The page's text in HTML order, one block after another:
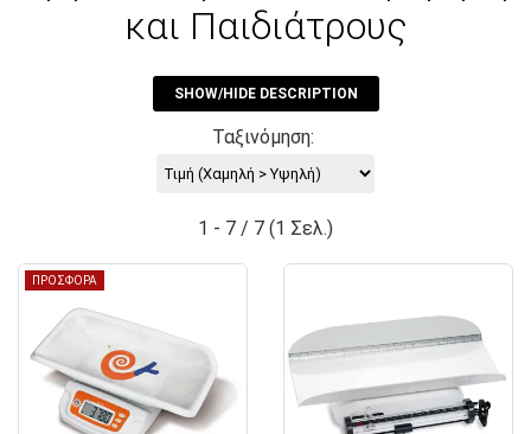
και Παιδιάτρους
SHOW/HIDE DESCRIPTION
Ταξινόμηση:
1 - 7 / 7 (1 Σελ.)
ΠΡΟΣΦΟΡΑ